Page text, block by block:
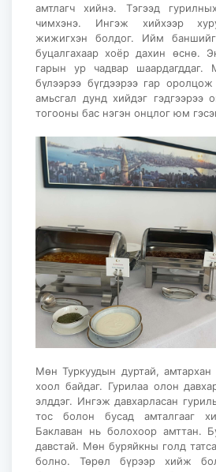
амтлагч хийнэ. Тэгээд
чимхэнэ. Ингэж хийхээр
жижигхэн болдог. Ийм
буцалгахаар хоёр дахин өснө.
гарын ур чадвар шаардагддаг.
бүлээрээ бүгдээрээ гар
амьсгал дунд хийдэг гэдгээрээ
тогооны бас нэгэн онцлог юм
Мөн Туркуудын дуртай, амтархан
хоол байдаг. Гурилаа олон
элддэг. Ингэж давхарласан
тос болон бусад амталгааг
Баклаван нь болохоор амттан.
давстай. Мөн буряйкны голд
болно. Төрөл бүрээр хийж